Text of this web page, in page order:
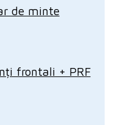
de minte
frontali + PRF